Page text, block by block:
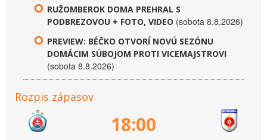
RUŽOMBEROK DOMA PREHRAL S
PODBREZOVOU + FOTO, VIDEO (sobota 8.8.2026)
PREVIEW: BÉČKO OTVORÍ NOVÚ SEZÓNU
DOMÁCIM SÚBOJOM PROTI VICEMAJSTROVI
(sobota 8.8.2026)
Rozpis zápasov
18:00